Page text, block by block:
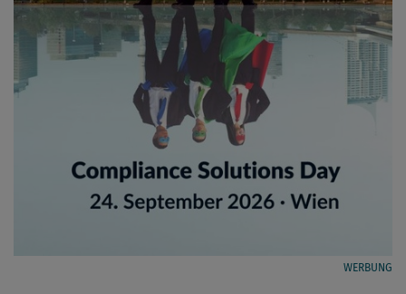
WERBUNG